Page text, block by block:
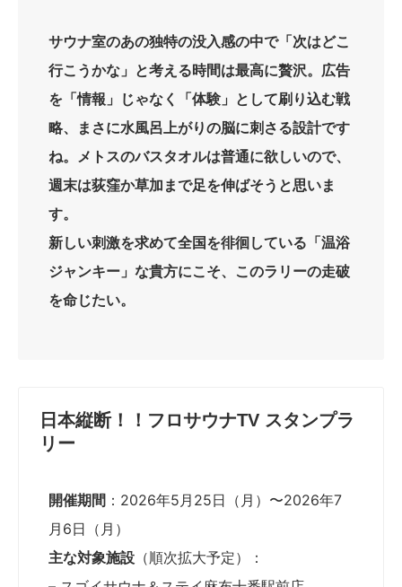
サウナ室のあの独特の没入感の中で「次はどこ
行こうかな」と考える時間は最高に贅沢。広告
を「情報」じゃなく「体験」として刷り込む戦
略、まさに水風呂上がりの脳に刺さる設計です
ね。メトスのバスタオルは普通に欲しいので、
週末は荻窪か草加まで足を伸ばそうと思いま
す。
新しい刺激を求めて全国を徘徊している「温浴
ジャンキー」な貴方にこそ、このラリーの走破
を命じたい。
日本縦断！！フロサウナTV スタンプラ
リー
開催期間 ：2026年5月25日（月）〜2026年7
月6日（月）
主な対象施設 （順次拡大予定）：